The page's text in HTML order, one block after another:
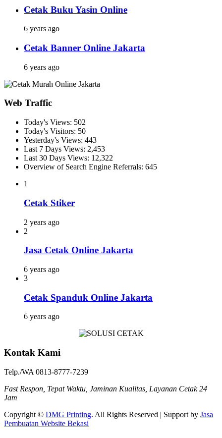
Cetak Buku Yasin Online
6 years ago
Cetak Banner Online Jakarta
6 years ago
Web Traffic
Today's Views: 502
Today's Visitors: 50
Yesterday's Views: 443
Last 7 Days Views: 2,453
Last 30 Days Views: 12,322
Overview of Search Engine Referrals: 645
1
Cetak Stiker
2 years ago
2
Jasa Cetak Online Jakarta
6 years ago
3
Cetak Spanduk Online Jakarta
6 years ago
Kontak Kami
Telp./WA 0813-8777-7239
Fast Respon, Tepat Waktu, Jaminan Kualitas, Layanan Cetak 24
Jam
Copyright © DMG Printing. All Rights Reserved | Support by Jasa
Pembuatan Website Bekasi